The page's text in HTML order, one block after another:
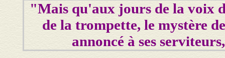
"Mais qu'aux jours de la voix
de la trompette, le mystère
annoncé à ses